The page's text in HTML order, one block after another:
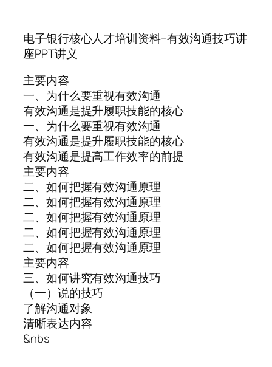
电子银行核心人才培训资料–有效沟通技巧讲
座PPT讲义
主要内容
一、为什么要重视有效沟通
有效沟通是提升履职技能的核心
一、为什么要重视有效沟通
有效沟通是提升履职技能的核心
有效沟通是提高工作效率的前提
主要内容
二、如何把握有效沟通原理
二、如何把握有效沟通原理
二、如何把握有效沟通原理
二、如何把握有效沟通原理
二、如何把握有效沟通原理
主要内容
三、如何讲究有效沟通技巧
（一）说的技巧
了解沟通对象
清晰表达内容
&nbs